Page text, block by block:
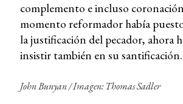
complemento e incluso
momento reformador había
la justificación del pecador, ahora
insistir también en su santificación.
John Bunyan / Imagen: Thomas Sadler